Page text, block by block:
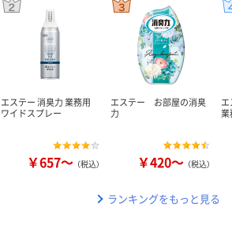
エステー 消臭力 業務用
ワイドスプレー
￥657～ （税込）
エステー お部屋の消臭
力
￥420～ （税込）
業
ランキングをもっと見る